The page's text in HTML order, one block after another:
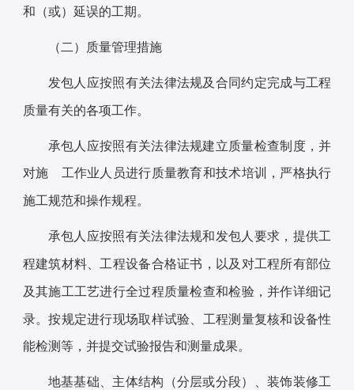
和（或）延误的工期。
（二）质量管理措施
发包人应按照有关法律法规及合同约定完成与工程
质量有关的各项工作。
承包人应按照有关法律法规建立质量检查制度，并
对施 工作业人员进行质量教育和技术培训，严格执行
施工规范和操作规程。
承包人应按照有关法律法规和发包人要求，提供工
程建筑材料、工程设备合格证书，以及对工程所有部位
及其施工工艺进行全过程质量检查和检验，并作详细记
录。按规定进行现场取样试验、工程测量复核和设备性
能检测等，并提交试验报告和测量成果。
地基基础、主体结构（分层或分段）、装饰装修工